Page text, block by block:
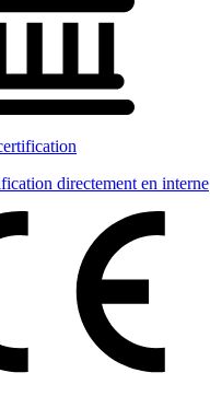
directement en interne